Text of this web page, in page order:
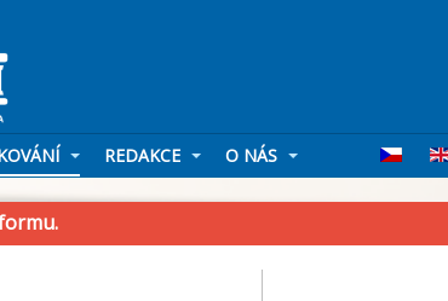
REDAKCE O NÁS